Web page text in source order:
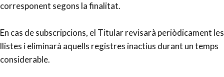
corresponent segons la finalitat.
En cas de subscripcions, el Titular revisarà periòdicament les
llistes i eliminarà aquells registres inactius durant un temps
considerable.